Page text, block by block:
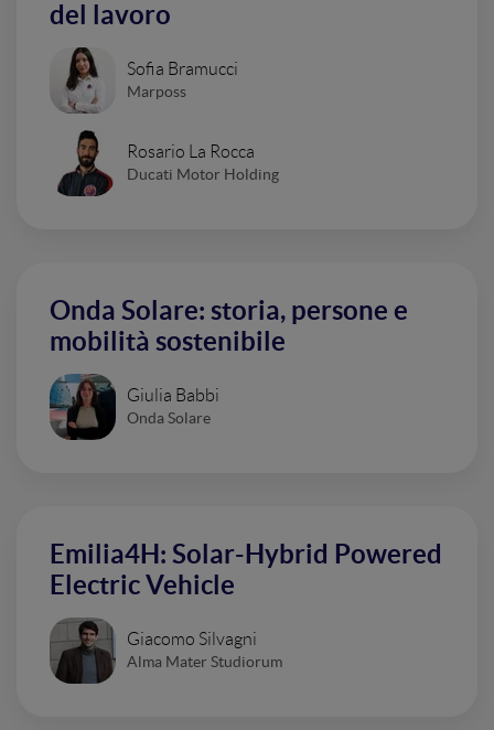
del lavoro
Sofia Bramucci
Marposs
Rosario La Rocca
Ducati Motor Holding
Onda Solare: storia, persone e
mobilità sostenibile
Giulia Babbi
Onda Solare
Emilia4H: Solar-Hybrid Powered
Electric Vehicle
Giacomo Silvagni
Alma Mater Studiorum